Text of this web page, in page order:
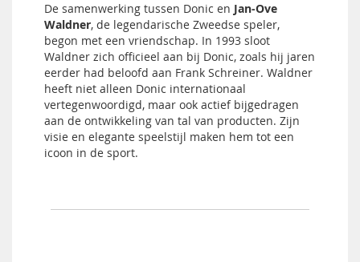
De samenwerking tussen Donic en Jan-Ove
Waldner, de legendarische Zweedse speler,
begon met een vriendschap. In 1993 sloot
Waldner zich officieel aan bij Donic, zoals hij jaren
eerder had beloofd aan Frank Schreiner. Waldner
heeft niet alleen Donic internationaal
vertegenwoordigd, maar ook actief bijgedragen
aan de ontwikkeling van tal van producten. Zijn
visie en elegante speelstijl maken hem tot een
icoon in de sport.